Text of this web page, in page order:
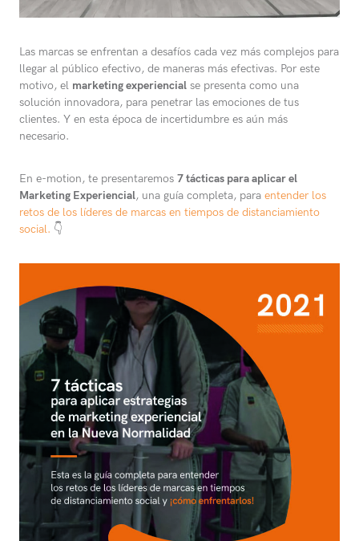
Las marcas se enfrentan a desafíos cada vez más complejos para
llegar al público efectivo, de maneras más efectivas. Por este
motivo, el marketing experiencial se presenta como una
solución innovadora, para penetrar las emociones de tus
clientes. Y en esta época de incertidumbre es aún más
necesario.
En e-motion, te presentaremos 7 tácticas para aplicar el
Marketing Experiencial, una guía completa, para entender los
retos de los líderes de marcas en tiempos de distanciamiento
social. 👇